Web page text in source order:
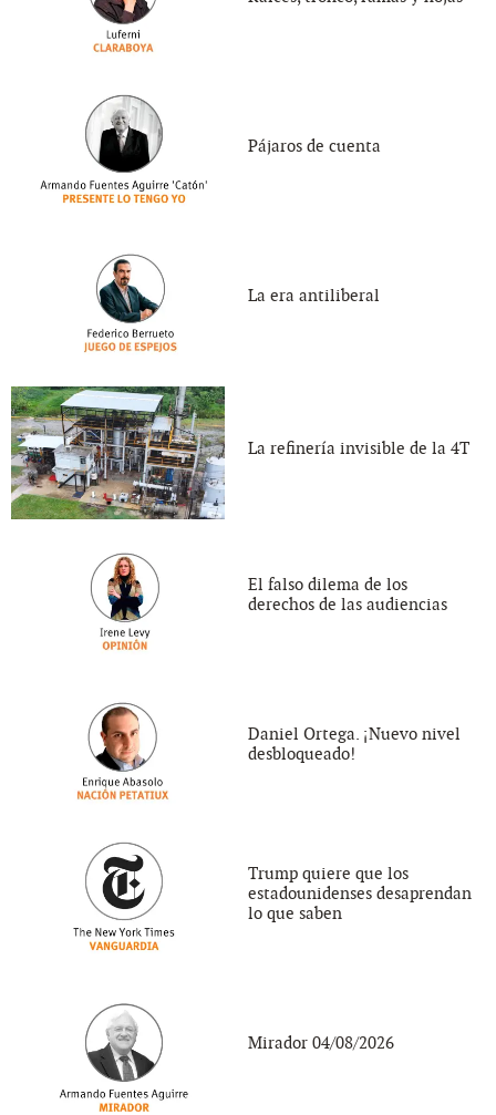
Pájaros de cuenta
La era antiliberal
La refinería invisible de la 4T
El falso dilema de los
derechos de las audiencias
Daniel Ortega. ¡Nuevo nivel
desbloqueado!
Trump quiere que los
estadounidenses desaprendan
lo que saben
Mirador 04/08/2026